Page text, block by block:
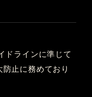
ドラインに準じて
止に務めており